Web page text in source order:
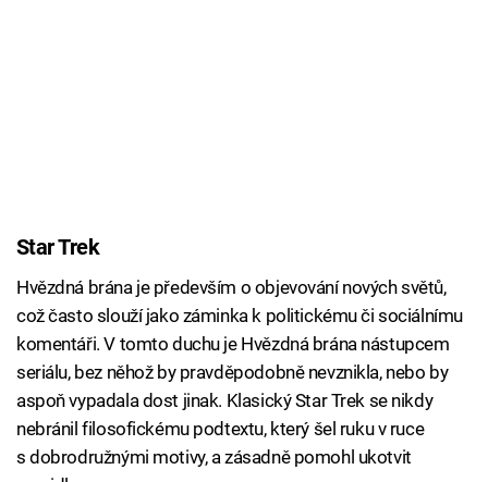
Star Trek
Hvězdná brána je především o objevování nových světů,
což často slouží jako záminka k politickému či sociálnímu
komentáři. V tomto duchu je Hvězdná brána nástupcem
seriálu, bez něhož by pravděpodobně nevznikla, nebo by
aspoň vypadala dost jinak. Klasický Star Trek se nikdy
nebránil filosofickému podtextu, který šel ruku v ruce
s dobrodružnými motivy, a zásadně pomohl ukotvit